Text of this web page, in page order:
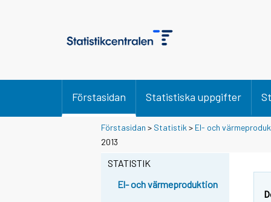
Förstasidan Statistiska uppgifter
Förstasidan > Statistik > El- och
2013
STATISTIK
El- och värmeproduktion